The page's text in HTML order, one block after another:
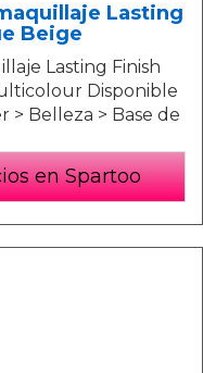
Lasting
Beige
Lasting Finish
Disponible
> Belleza > Base de
en Spartoo